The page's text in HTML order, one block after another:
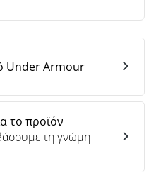
το προϊόν
τη γνώμη
Under Armour